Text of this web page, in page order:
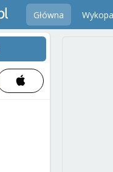
Główna